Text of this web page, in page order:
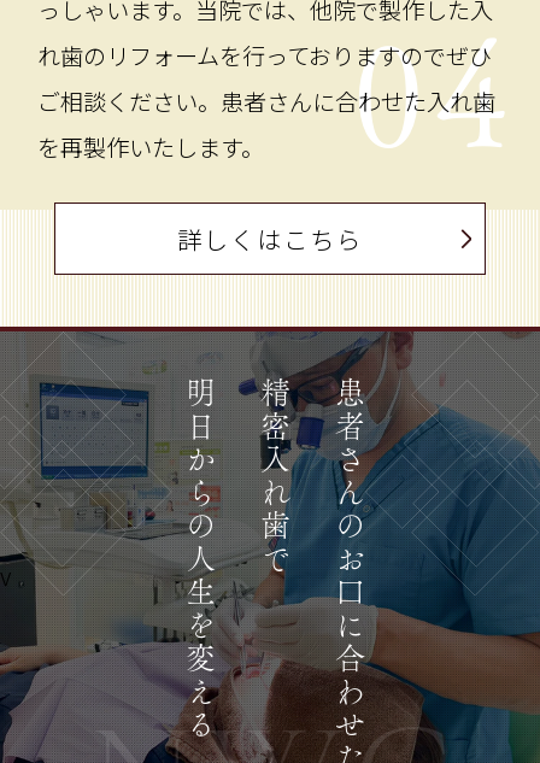
っしゃいます。当院では、他院で製作した入
れ歯のリフォームを行っておりますのでぜひ
ご相談ください。患者さんに合わせた入れ歯
を再製作いたします。
04
詳しくはこちら
v 患者さんのお口に合わせた
精密入れ歯で
明日からの人生を変える